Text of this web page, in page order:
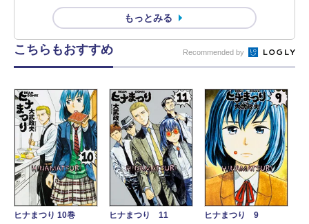
もっとみる
こちらもおすすめ Recommended by
ヒナまつり 10巻
ヒナまつり 11
ヒナまつり 9